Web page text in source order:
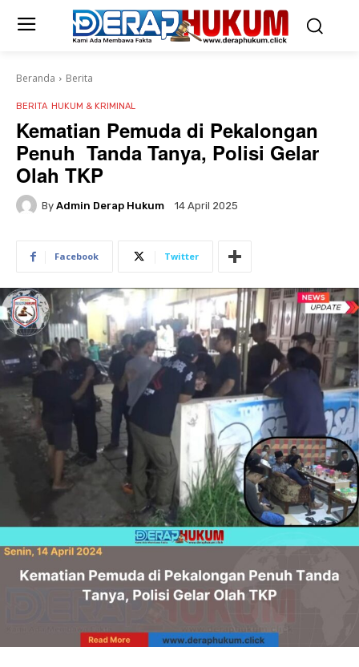
Beranda Berita
BERITA HUKUM & KRIMINAL
Kematian Pemuda di Pekalongan
Penuh Tanda Tanya, Polisi Gelar
Olah TKP
By Admin Derap Hukum 14 April 2025
Facebook Twitter